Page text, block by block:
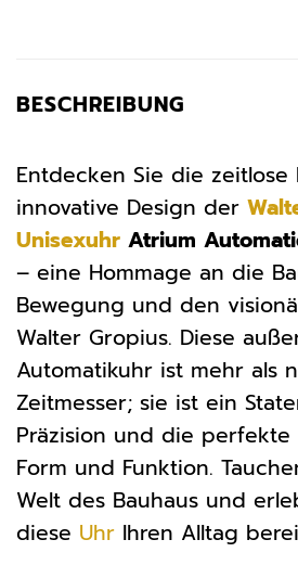
BESCHREIBUNG
Entdecken Sie die zeitlose
innovative Design der
Unisexuhr Atrium
– eine Hommage an die
Bewegung und den
Walter Gropius. Diese
Automatikuhr ist mehr als
Zeitmesser; sie ist ein
Präzision und die
Form und Funktion.
Welt des Bauhaus und
diese Uhr Ihren Alltag